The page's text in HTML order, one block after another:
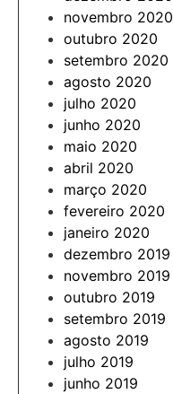
novembro 2020
outubro 2020
setembro 2020
agosto 2020
julho 2020
junho 2020
maio 2020
abril 2020
março 2020
fevereiro 2020
janeiro 2020
dezembro 2019
novembro 2019
outubro 2019
setembro 2019
agosto 2019
julho 2019
junho 2019